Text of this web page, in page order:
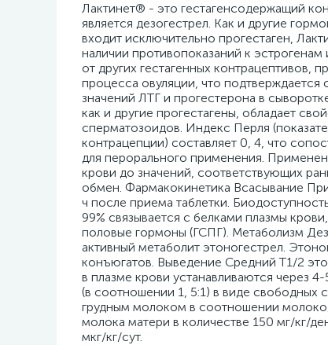
Лактинет® - это гестагенсодержащий
является дезогестрел. Как и другие
входит исключительно прогестаген,
наличии противопоказаний к
от других гестагенных контрацептивов,
процесса овуляции, что
значений ЛТГ и прогестерона в
как и другие прогестагены, обладает
сперматозоидов. Индекс Перля
контрацепции) составляет 0, 4, что
для перорального применения.
крови до значений, соответствующих
обмен. Фармакокинетика Всасывание При
ч после приема таблетки.
99% связывается с белками плазмы
половые гормоны (ГСПГ). Метаболизм
активный метаболит этоногестрел.
конъюгатов. Выведение Средний T1/2
в плазме крови устанавливаются через
(в соотношении 1, 5:1) в виде свободных
грудным молоком в соотношении
молока матери в количестве 150 мг/кг/
мкг/кг/сут.